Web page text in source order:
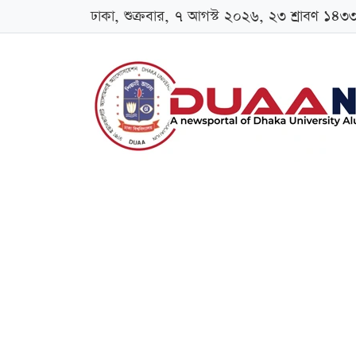
ঢাকা, শুক্রবার, ৭ আগস্ট ২০২৬, ২৩ শ্রাবণ